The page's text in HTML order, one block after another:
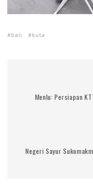
bali kuta
Menlu: Persiapan
Negeri Sayur